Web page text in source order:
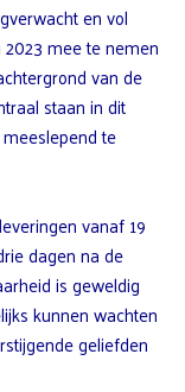
en vol
mee te nemen
van de
staan in dit
te
vanaf 19
dagen na de
is geweldig
kunnen wachten
geliefden